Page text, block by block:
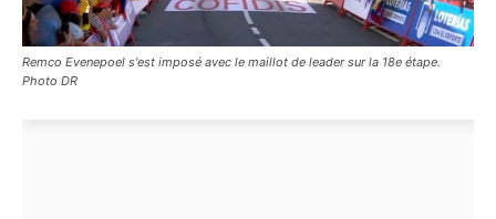
Remco Evenepoel s'est imposé avec le maillot de leader sur la 18e étape.
Photo DR